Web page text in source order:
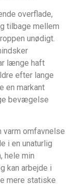
overflade,
tilbage mellem
unødigt.
længe haft
efter lange
en markant
bevægelse
varm omfavnelse
i en unaturlig
hele min
kan arbejde i
mere statiske